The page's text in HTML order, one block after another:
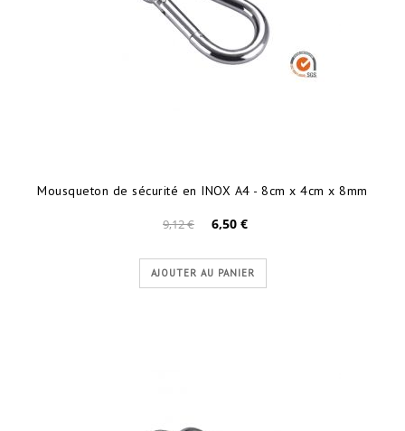
Mousqueton de sécurité en INOX A4 - 8cm x 4cm x 8mm
9,12 € 6,50 €
AJOUTER AU PANIER